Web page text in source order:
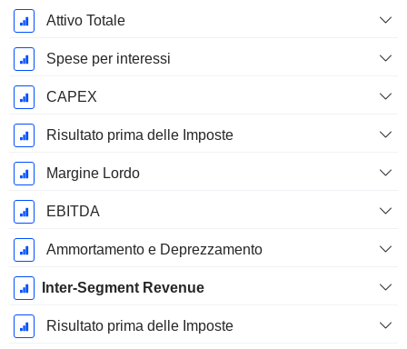
Attivo Totale
Spese per interessi
CAPEX
Risultato prima delle Imposte
Margine Lordo
EBITDA
Ammortamento e Deprezzamento
Inter-Segment Revenue
Risultato prima delle Imposte